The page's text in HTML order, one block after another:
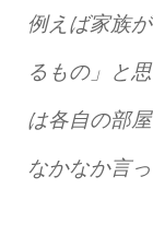
例えば家族
るもの」と
は各自の部
なかなか言